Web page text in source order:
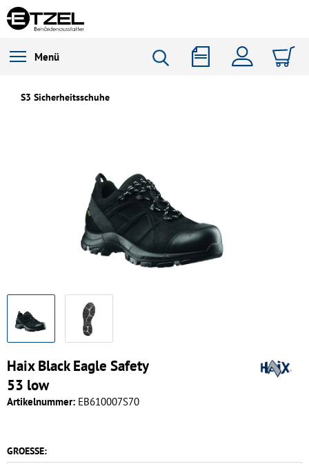
Menü
S3 Sicherheitsschuhe
Haix Black Eagle Safety
53 low
Artikelnummer: EB610007S70
GROESSE: